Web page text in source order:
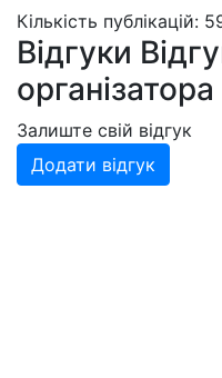
Кількість публікацій:
Відгуки
організатора
Залиште свій відгук
Додати відгук